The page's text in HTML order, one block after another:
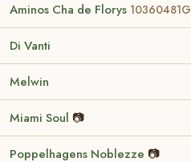
Aminos Cha de Florys 10360481G
Di Vanti
Melwin
Miami Soul 📷
Poppelhagens Noblezze 📷